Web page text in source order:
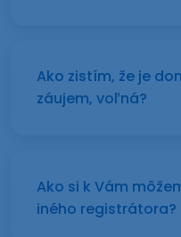
Ako zistím, že je
záujem, voľná?
Ako si k Vám
iného registrátora?